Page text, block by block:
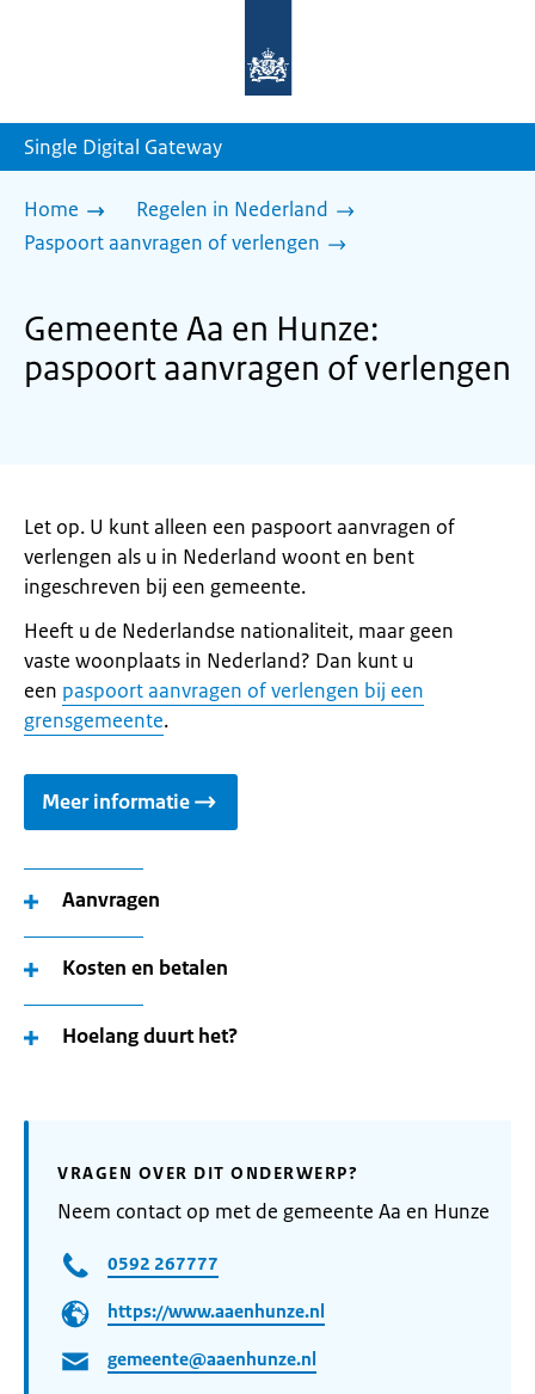
homepage
Single Digital Gateway
Home
Regelen in Nederland
Paspoort aanvragen of verlengen
Gemeente Aa en Hunze:
paspoort aanvragen of verlengen
Let op. U kunt alleen een paspoort aanvragen of
verlengen als u in Nederland woont en bent
ingeschreven bij een gemeente.
Heeft u de Nederlandse nationaliteit, maar geen
vaste woonplaats in Nederland? Dan kunt u
een paspoort aanvragen of verlengen bij een
grensgemeente.
Meer informatie
Aanvragen
Kosten en betalen
Hoelang duurt het?
VRAGEN OVER DIT ONDERWERP?
Neem contact op met de gemeente Aa en Hunze
0592 267777
https://www.aaenhunze.nl
gemeente@aaenhunze.nl